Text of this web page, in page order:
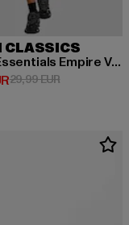
CLASSICS
Ladies Essentials Empire Valance
Preis: 20,99 EUR
29,99 EURAktionspreis: